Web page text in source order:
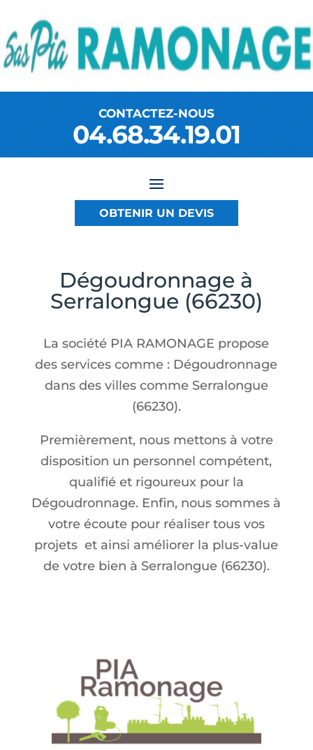
CONTACTEZ-NOUS
04.68.34.19.01
OBTENIR UN DEVIS
Dégoudronnage à
Serralongue (66230)
La société PIA RAMONAGE propose
des services comme : Dégoudronnage
dans des villes comme Serralongue
(66230).
Premièrement, nous mettons à votre
disposition un personnel compétent,
qualifié et rigoureux pour la
Dégoudronnage. Enfin, nous sommes à
votre écoute pour réaliser tous vos
projets et ainsi améliorer la plus-value
de votre bien à Serralongue (66230).